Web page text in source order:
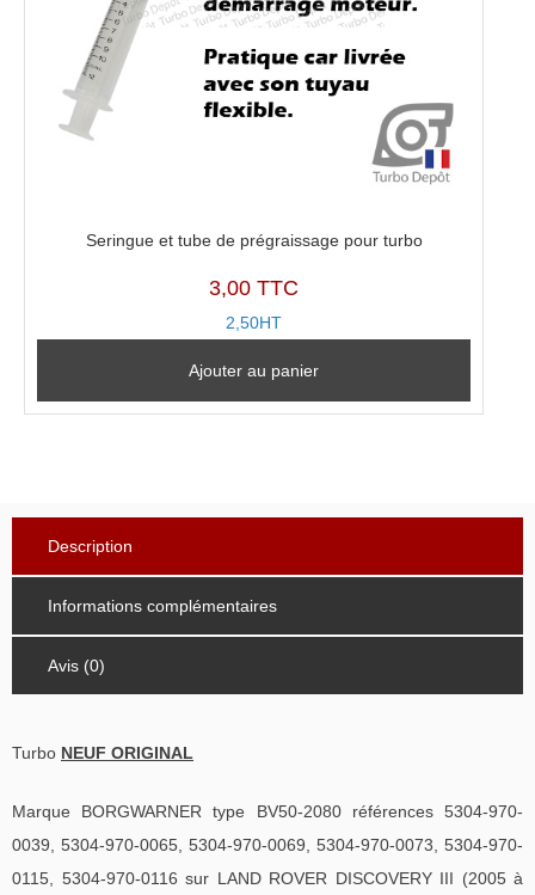
Seringue et tube de prégraissage pour turbo
3,00 TTC
2,50HT
Ajouter au panier
Description
Informations complémentaires
Avis (0)
Turbo NEUF ORIGINAL
Marque BORGWARNER type BV50-2080 références 5304-970-
0039, 5304-970-0065, 5304-970-0069, 5304-970-0073, 5304-970-
0115, 5304-970-0116 sur LAND ROVER DISCOVERY III (2005 à